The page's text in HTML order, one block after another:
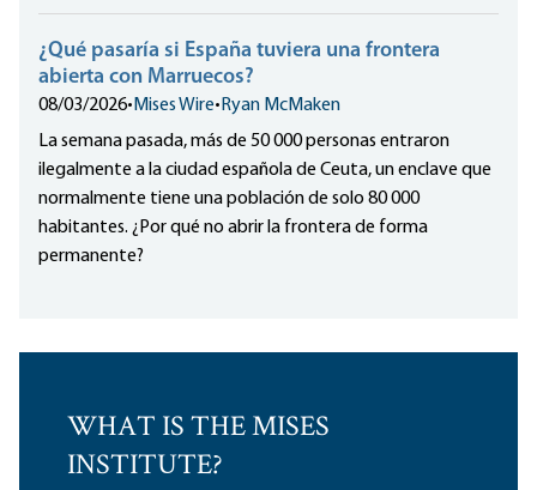
¿Qué pasaría si España tuviera una frontera
abierta con Marruecos?
08/03/2026• Mises Wire• Ryan McMaken
La semana pasada, más de 50 000 personas entraron
ilegalmente a la ciudad española de Ceuta, un enclave que
normalmente tiene una población de solo 80 000
habitantes. ¿Por qué no abrir la frontera de forma
permanente?
WHAT IS THE MISES
INSTITUTE?